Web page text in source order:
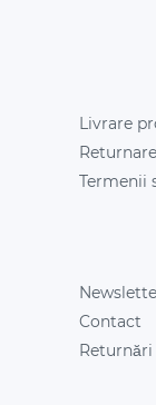
Livrare
Termenii
Contact
Returnări